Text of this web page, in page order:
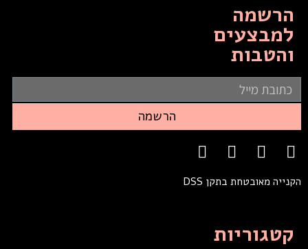
הרשמה
למבצעים
והטבות
הרשמה
הקנייה מאובטחת בתקן DSS
קטגוריות